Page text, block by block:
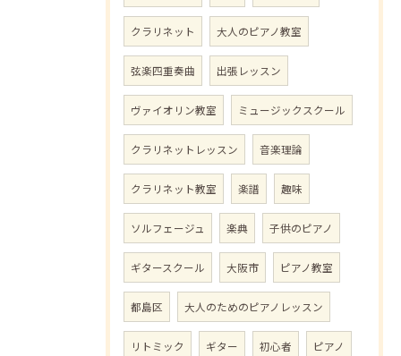
クラリネット 大人のピアノ教室
弦楽四重奏曲 出張レッスン
ヴァイオリン教室 ミュージックスクール
クラリネットレッスン 音楽理論
クラリネット教室 楽譜 趣味
ソルフェージュ 楽典 子供のピアノ
ギタースクール 大阪市 ピアノ教室
都島区 大人のためのピアノレッスン
リトミック ギター 初心者 ピアノ